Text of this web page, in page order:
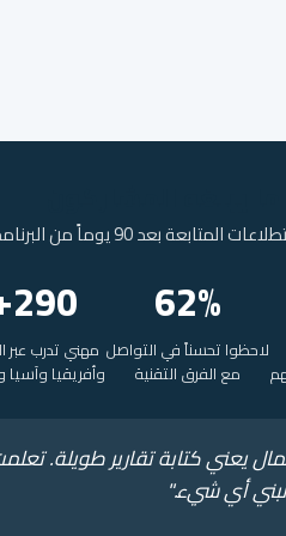
المتابعة بعد 90 يوماً من البرنامج
62%
لاحظوا تحسناً في التواصل
مع الفرق التقنية
290+
مهني تدرب عبر
وأفريقيا وآسيا
يعني كتابة تقارير طويلة.
أي شيء."